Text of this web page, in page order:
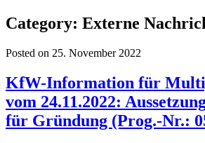
Category: Externe
Posted on 25. November 2022
KfW-Information für
vom 24.11.2022:
für Gründung (Prog.-Nr.: